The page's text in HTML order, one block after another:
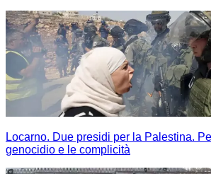
Locarno. Due presidi per la Palestina.
genocidio e le complicità